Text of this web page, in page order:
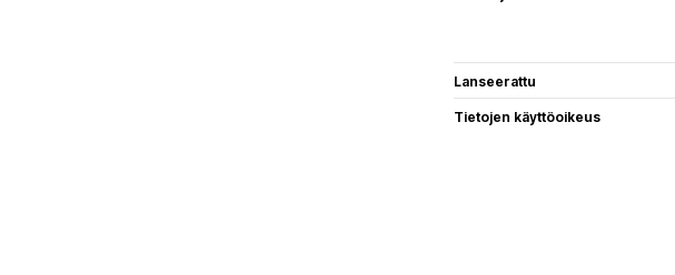
Lanseerattu
Tietojen käyttöoikeus